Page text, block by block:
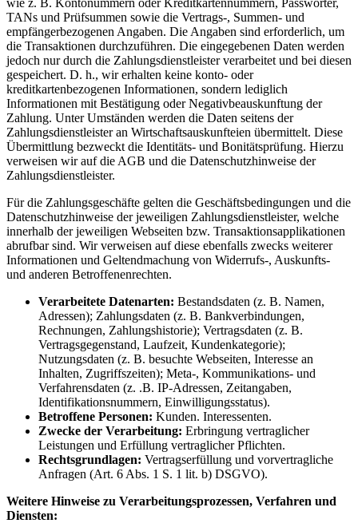
TANs und Prüfsummen sowie die Vertrags-, Summen- und
empfängerbezogenen Angaben. Die Angaben sind erforderlich, um
die Transaktionen durchzuführen. Die eingegebenen Daten werden
jedoch nur durch die Zahlungsdienstleister verarbeitet und bei diesen
gespeichert. D. h., wir erhalten keine konto- oder
kreditkartenbezogenen Informationen, sondern lediglich
Informationen mit Bestätigung oder Negativbeauskunftung der
Zahlung. Unter Umständen werden die Daten seitens der
Zahlungsdienstleister an Wirtschaftsauskunfteien übermittelt. Diese
Übermittlung bezweckt die Identitäts- und Bonitätsprüfung. Hierzu
verweisen wir auf die AGB und die Datenschutzhinweise der
Zahlungsdienstleister.
Für die Zahlungsgeschäfte gelten die Geschäftsbedingungen und die
Datenschutzhinweise der jeweiligen Zahlungsdienstleister, welche
innerhalb der jeweiligen Webseiten bzw. Transaktionsapplikationen
abrufbar sind. Wir verweisen auf diese ebenfalls zwecks weiterer
Informationen und Geltendmachung von Widerrufs-, Auskunfts-
und anderen Betroffenenrechten.
Verarbeitete Datenarten: Bestandsdaten (z. B. Namen,
Adressen); Zahlungsdaten (z. B. Bankverbindungen,
Rechnungen, Zahlungshistorie); Vertragsdaten (z. B.
Vertragsgegenstand, Laufzeit, Kundenkategorie);
Nutzungsdaten (z. B. besuchte Webseiten, Interesse an
Inhalten, Zugriffszeiten); Meta-, Kommunikations- und
Verfahrensdaten (z. .B. IP-Adressen, Zeitangaben,
Identifikationsnummern, Einwilligungsstatus).
Betroffene Personen: Kunden. Interessenten.
Zwecke der Verarbeitung: Erbringung vertraglicher
Leistungen und Erfüllung vertraglicher Pflichten.
Rechtsgrundlagen: Vertragserfüllung und vorvertragliche
Anfragen (Art. 6 Abs. 1 S. 1 lit. b) DSGVO).
Weitere Hinweise zu Verarbeitungsprozessen, Verfahren und
Diensten: